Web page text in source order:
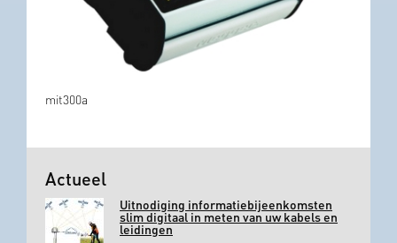
mit300a
Actueel
Uitnodiging informatiebijeenkomsten
slim digitaal in meten van uw kabels en
leidingen